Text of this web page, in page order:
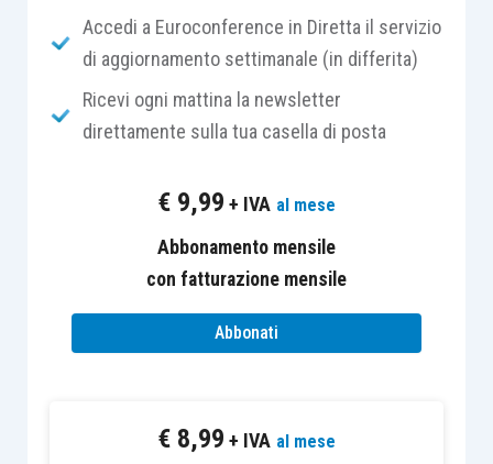
cui procedura – sul piano comunitario – risulta
ancora definita dallaDirettiva 86/560/CEE(cd.
(Comunitaria 1990), nel
disciplina dei rimborsi di cui all’articolo 38-
D.P.R. 633/1972
ai soggetti passivi
extracomunitari, prevedendo però la condizione
che i Paesi di appartenenza assicurassero un
analogo trattamento ai soggetti passivi italiani
nell’attuale normativa, sussiste per la
Accedi a Euroconference in Diretta il servizio
di aggiornamento settimanale (in differita)
Ricevi ogni mattina la newsletter
direttamente sulla tua casella di posta
€ 9,99 + IVA al mese
Abbonamento mensile
con fatturazione mensile
Abbonati
€ 8,99 + IVA al mese